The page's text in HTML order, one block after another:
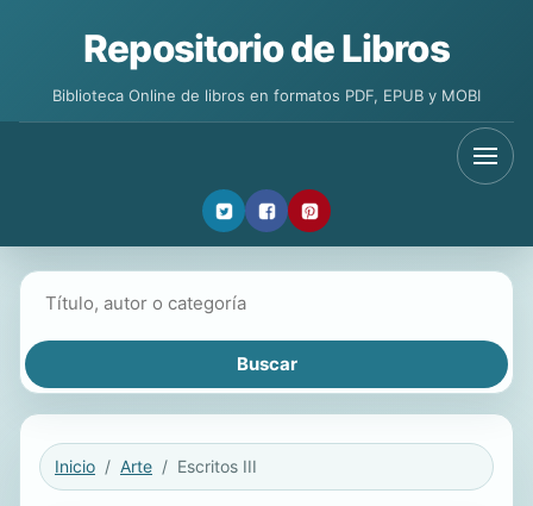
Repositorio de Libros
Biblioteca Online de libros en formatos PDF, EPUB y MOBI
Inicio Arte Escritos III